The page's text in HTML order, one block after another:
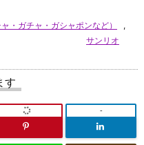
・ガチャ・ガシャポンなど）
,
サンリオ
す
-